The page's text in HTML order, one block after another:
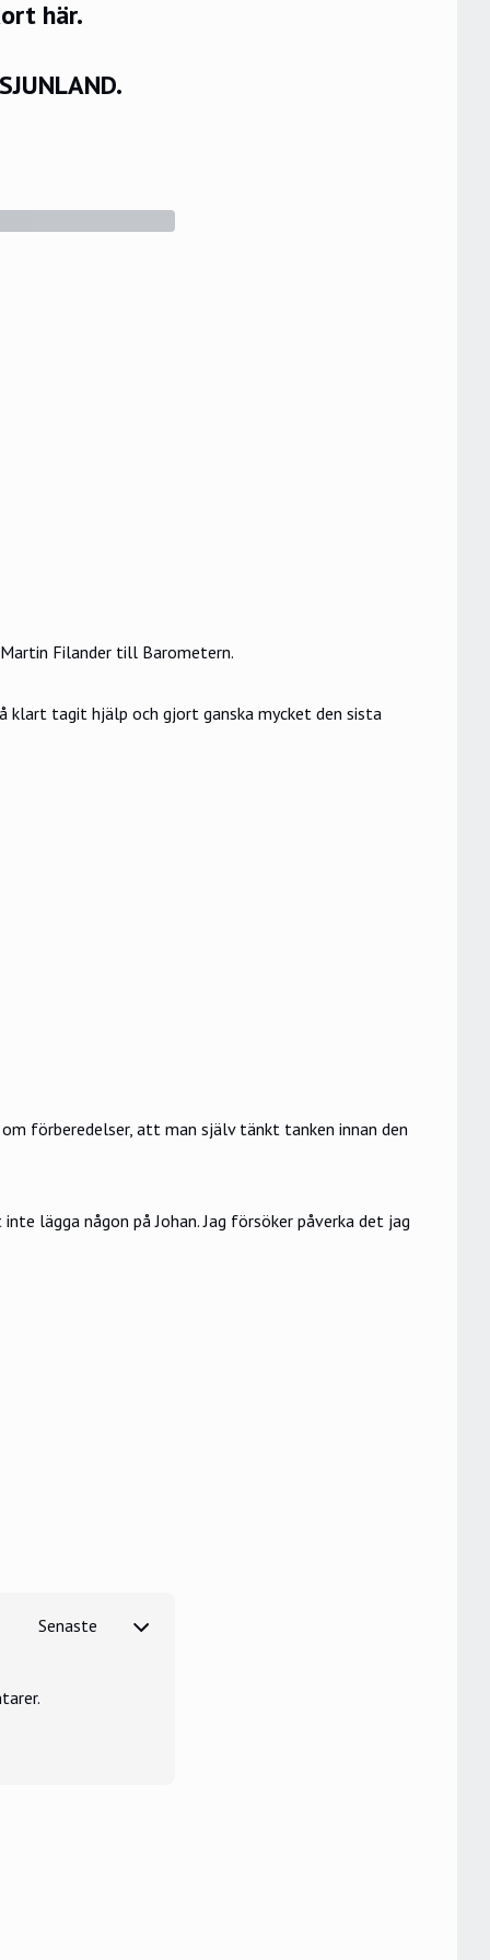
här.
Filander till Barometern.
klart tagit hjälp och gjort ganska mycket den sista
förberedelser, att man själv tänkt tanken innan den
lägga någon på Johan. Jag försöker påverka det jag